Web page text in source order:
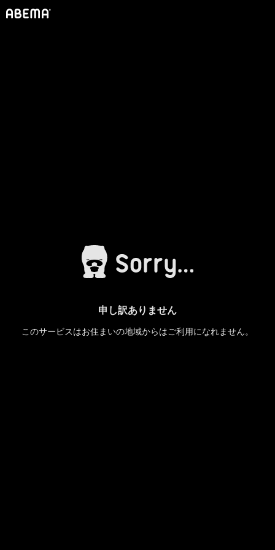
申し訳ありません
このサービスはお住まいの地域からはご利用になれません。